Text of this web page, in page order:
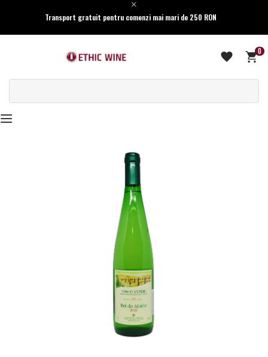
Transport gratuit pentru comenzi mai mari de 250 RON
0